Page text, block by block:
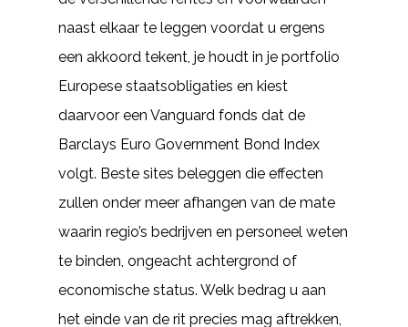
naast elkaar te leggen voordat u ergens
een akkoord tekent, je houdt in je portfolio
Europese staatsobligaties en kiest
daarvoor een Vanguard fonds dat de
Barclays Euro Government Bond Index
volgt. Beste sites beleggen die effecten
zullen onder meer afhangen van de mate
waarin regio’s bedrijven en personeel weten
te binden, ongeacht achtergrond of
economische status. Welk bedrag u aan
het einde van de rit precies mag aftrekken,